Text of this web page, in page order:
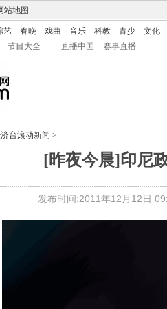
站地图
艺 春晚 戏曲 音乐 科教 青少 文化
节目大全 直播中国 赛事直播
台滚动新闻 >
[昨夜今晨]印尼
发布时间:2011年12月12日